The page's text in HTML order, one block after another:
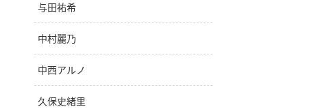
与田祐希
中村麗乃
中西アルノ
久保史緒里